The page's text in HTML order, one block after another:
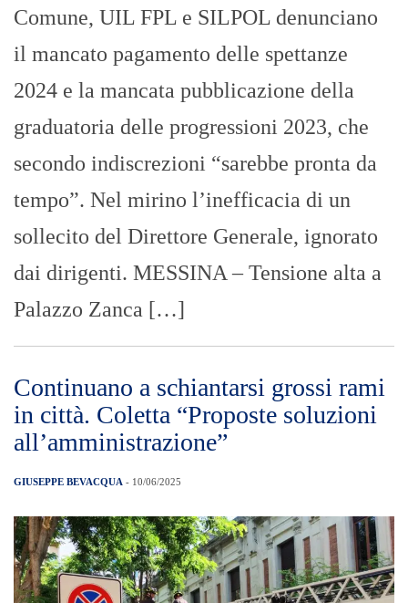
Comune, UIL FPL e SILPOL denunciano
il mancato pagamento delle spettanze
2024 e la mancata pubblicazione della
graduatoria delle progressioni 2023, che
secondo indiscrezioni “sarebbe pronta da
tempo”. Nel mirino l’inefficacia di un
sollecito del Direttore Generale, ignorato
dai dirigenti. MESSINA – Tensione alta a
Palazzo Zanca […]
Continuano a schiantarsi grossi rami
in città. Coletta “Proposte soluzioni
all’amministrazione”
GIUSEPPE BEVACQUA - 10/06/2025